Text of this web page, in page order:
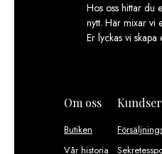
Hos oss hittar du
nytt. Här mixar vi
Er lyckas vi
Om oss
Butiken
Vår historia